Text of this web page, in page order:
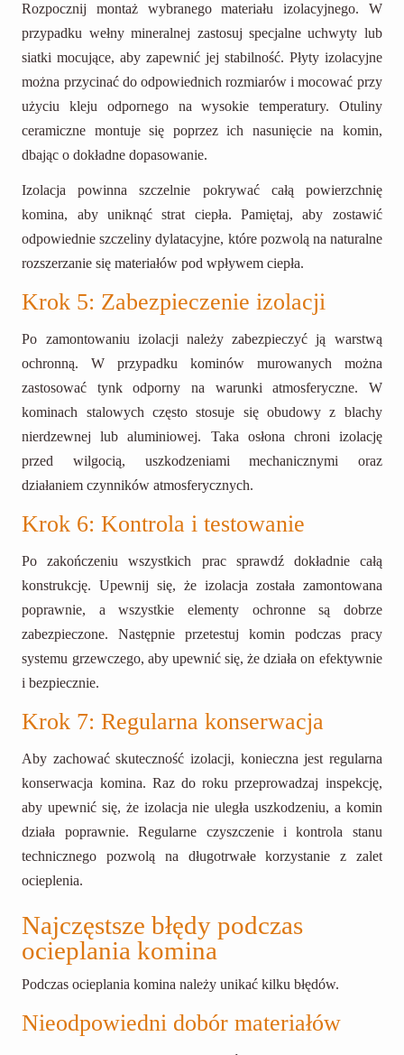
Rozpocznij montaż wybranego materiału izolacyjnego. W
przypadku wełny mineralnej zastosuj specjalne uchwyty lub
siatki mocujące, aby zapewnić jej stabilność. Płyty izolacyjne
można przycinać do odpowiednich rozmiarów i mocować przy
użyciu kleju odpornego na wysokie temperatury. Otuliny
ceramiczne montuje się poprzez ich nasunięcie na komin,
dbając o dokładne dopasowanie.
Izolacja powinna szczelnie pokrywać całą powierzchnię
komina, aby uniknąć strat ciepła. Pamiętaj, aby zostawić
odpowiednie szczeliny dylatacyjne, które pozwolą na naturalne
rozszerzanie się materiałów pod wpływem ciepła.
Krok 5: Zabezpieczenie izolacji
Po zamontowaniu izolacji należy zabezpieczyć ją warstwą
ochronną. W przypadku kominów murowanych można
zastosować tynk odporny na warunki atmosferyczne. W
kominach stalowych często stosuje się obudowy z blachy
nierdzewnej lub aluminiowej. Taka osłona chroni izolację
przed wilgocią, uszkodzeniami mechanicznymi oraz
działaniem czynników atmosferycznych.
Krok 6: Kontrola i testowanie
Po zakończeniu wszystkich prac sprawdź dokładnie całą
konstrukcję. Upewnij się, że izolacja została zamontowana
poprawnie, a wszystkie elementy ochronne są dobrze
zabezpieczone. Następnie przetestuj komin podczas pracy
systemu grzewczego, aby upewnić się, że działa on efektywnie
i bezpiecznie.
Krok 7: Regularna konserwacja
Aby zachować skuteczność izolacji, konieczna jest regularna
konserwacja komina. Raz do roku przeprowadzaj inspekcję,
aby upewnić się, że izolacja nie uległa uszkodzeniu, a komin
działa poprawnie. Regularne czyszczenie i kontrola stanu
technicznego pozwolą na długotrwałe korzystanie z zalet
ocieplenia.
Najczęstsze błędy podczas
ocieplania komina
Podczas ocieplania komina należy unikać kilku błędów.
Nieodpowiedni dobór materiałów